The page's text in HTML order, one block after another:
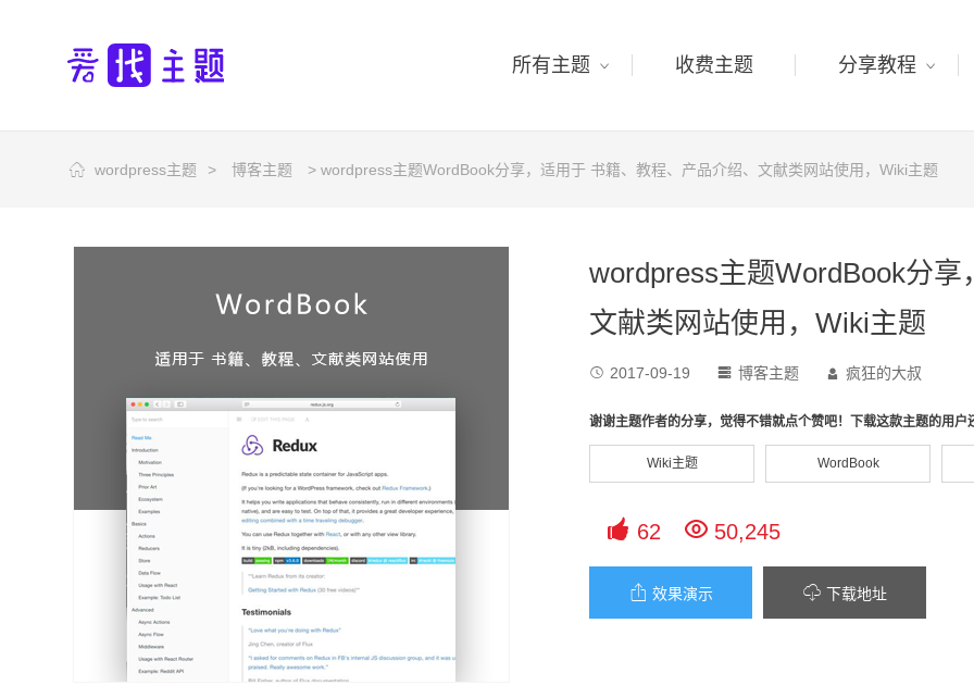
所有主题 收费主题 分享教程
wordpress主题 > 博客主题 > wordpress主题WordBook分享，适用于 书籍、教程、产品介绍、文献类网站使用，Wiki主题
wordpress主题WordBook分
文献类网站使用，Wiki主题
 2017-09-19  博客主题  疯狂的大叔
谢谢主题作者的分享，觉得不错就点个赞吧！下载这款主题的用户
Wiki主题 WordBook
 62  50,245
 效果演示  下载地址